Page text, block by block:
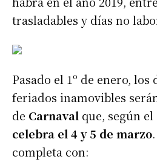
trasladables y días no
Pasado el 1º de enero,
feriados inamovibles
de Carnaval que, según
celebra el 4 y 5 de marzo
completa con: